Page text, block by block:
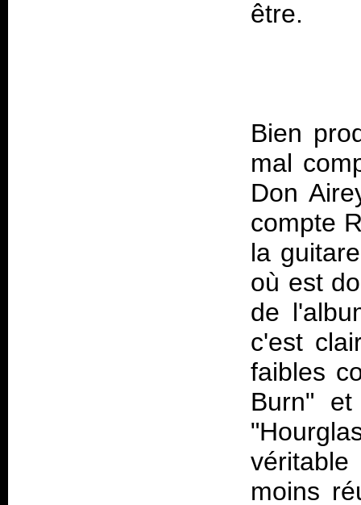
Bien
mal
Don
compte
la
où est
de
c'est
faibles
Burn"
moins